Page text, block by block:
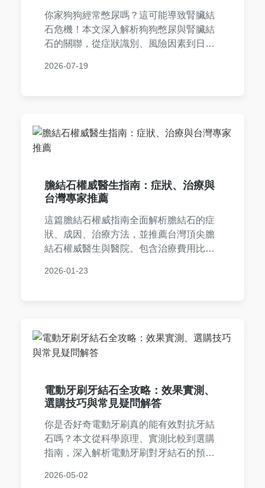
你家狗狗經常憋尿嗎？這可能導致腎臟結
石危機！本文深入解析狗狗憋尿與腎臟結
石的關聯，從症狀識別、風險因素到日常
你保護愛犬健康，避免長期併發症。
2026-07-19
膽結石權威醫生指南：症狀、治療與
台灣專家推薦
這篇膽結石權威指南全面解析膽結石的症
狀、成因、治療方法，並推薦台灣頂尖膽
結石權威醫生與醫院。包含治療費用比
議，幫助您從診斷到康復做出最佳決策。
2026-01-23
電動牙刷牙結石全攻略：效果實測、
選購技巧與常見疑問解答
你是否好奇電動牙刷真的能有效對抗牙結
石嗎？本文從科學原理、實測比較到選購
指南，深入解析電動牙刷對牙結石的預防
幫助你徹底解決口腔問題。
2026-05-02